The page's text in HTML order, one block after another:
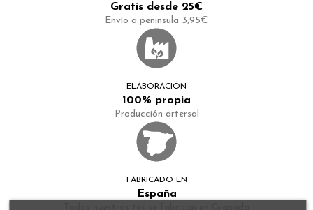
Gratis desde 25€
Envío a peninsula 3,95€
ELABORACIÓN
100% propia
Producción artersal
FABRICADO EN
España